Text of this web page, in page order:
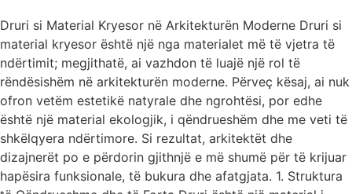
Druri si Material Kryesor në Arkitekturën Moderne Druri si
material kryesor është një nga materialet më të vjetra të
ndërtimit; megjithatë, ai vazhdon të luajë një rol të
rëndësishëm në arkitekturën moderne. Përveç kësaj, ai nuk
ofron vetëm estetikë natyrale dhe ngrohtësi, por edhe
është një material ekologjik, i qëndrueshëm dhe me veti të
shkëlqyera ndërtimore. Si rezultat, arkitektët dhe
dizajnerët po e përdorin gjithnjë e më shumë për të krijuar
hapësira funksionale, të bukura dhe afatgjata. 1. Struktura